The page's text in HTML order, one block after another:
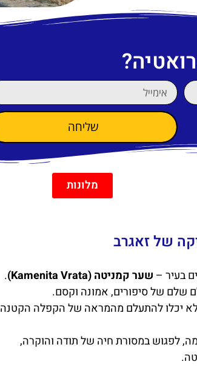
שליחה
מלונות
בעיר – שער קמניטה (Kamenita Vrata)
.
שלם של סיפורים, אמונה וקסם.
– לא יכלו להתעלם מהמראה של הקפלה הקטנה
לפגוש במסורת חיה של תודה והוקרה,